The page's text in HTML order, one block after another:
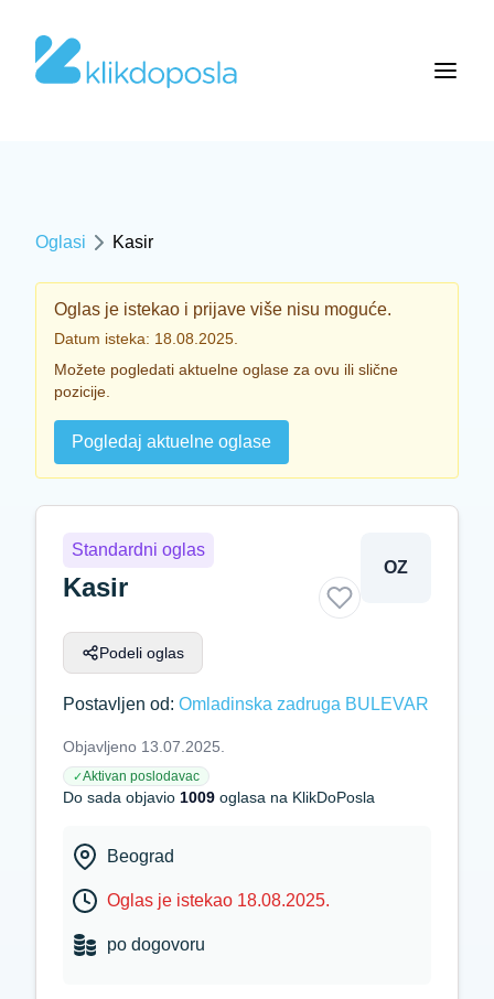
Oglasi Kasir
Oglas je istekao i prijave više nisu moguće.
Datum isteka: 18.08.2025.
Možete pogledati aktuelne oglase za ovu ili slične
pozicije.
Pogledaj aktuelne oglase
Standardni oglas
Kasir
Podeli oglas
OZ
Postavljen od: Omladinska zadruga BULEVAR
Objavljeno 13.07.2025.
✓Aktivan poslodavac
Do sada objavio 1009 oglasa na KlikDoPosla
Beograd
Oglas je istekao 18.08.2025.
po dogovoru